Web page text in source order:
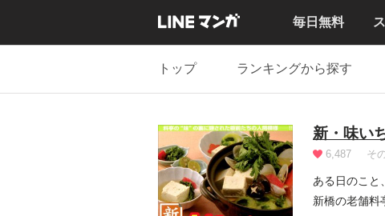
毎日無料
トップ ランキングから探す
新・味い
6,487 そ
ある日のこと
新橋の老舗料